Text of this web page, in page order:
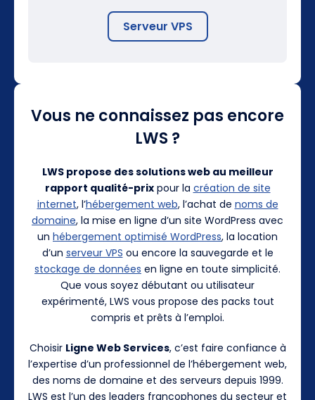
Serveur VPS
Vous ne connaissez pas encore
LWS ?
LWS propose des solutions web au meilleur
rapport qualité-prixpour la création de site
internet, l’hébergement web, l’achat de noms de
domaine, la mise en ligne d’un site WordPress avec
un hébergement optimisé WordPress, la location
d’un serveur VPS ou encore la sauvegarde et le
stockage de données en ligne en toute simplicité.
Que vous soyez débutant ou utilisateur
expérimenté, LWS vous propose des packs tout
compris et prêts à l’emploi.
Choisir Ligne Web Services, c’est faire confiance à
l’expertise d’un professionnel de l’hébergement web,
des noms de domaine et des serveurs depuis 1999.
LWS est l’un des leaders francophones du secteur et